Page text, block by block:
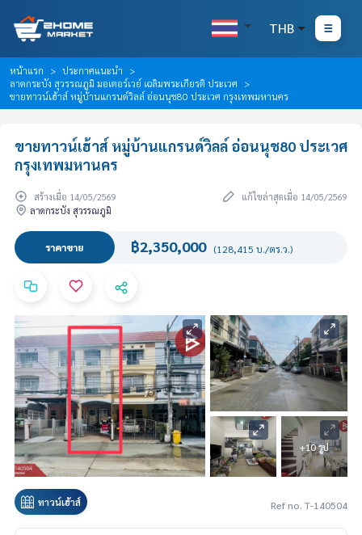
THB
หน้าแรก
ประกาศแนะนำ
ลาดกระบัง สุวรรณภูมิ มอเตอร์เวย์ เฉลิมพระเกียรติ ประเวศ
ขายทาวน์เฮ้าส์ หมู่บ้านแกรนด์วิลล์ อ่อนนุช80 ประเวศ กรุงเทพมหานคร
ขายทาวน์เฮ้าส์ หมู่บ้านแกรนด์วิลล์ อ่อนนุช80 ประเวศ
กรุงเทพมหานคร
สร้างเมื่อ 14/05/2569
แก้ไขล่าสุดเมื่อ 14/05/2569
ลาดกระบัง สุวรรณภูมิ
ราคาขาย ฿2,350,000 (128,415 บ./ตร.ว.)
+10 รูป
ทาวน์เฮ้าส์ Ref no. T-140504